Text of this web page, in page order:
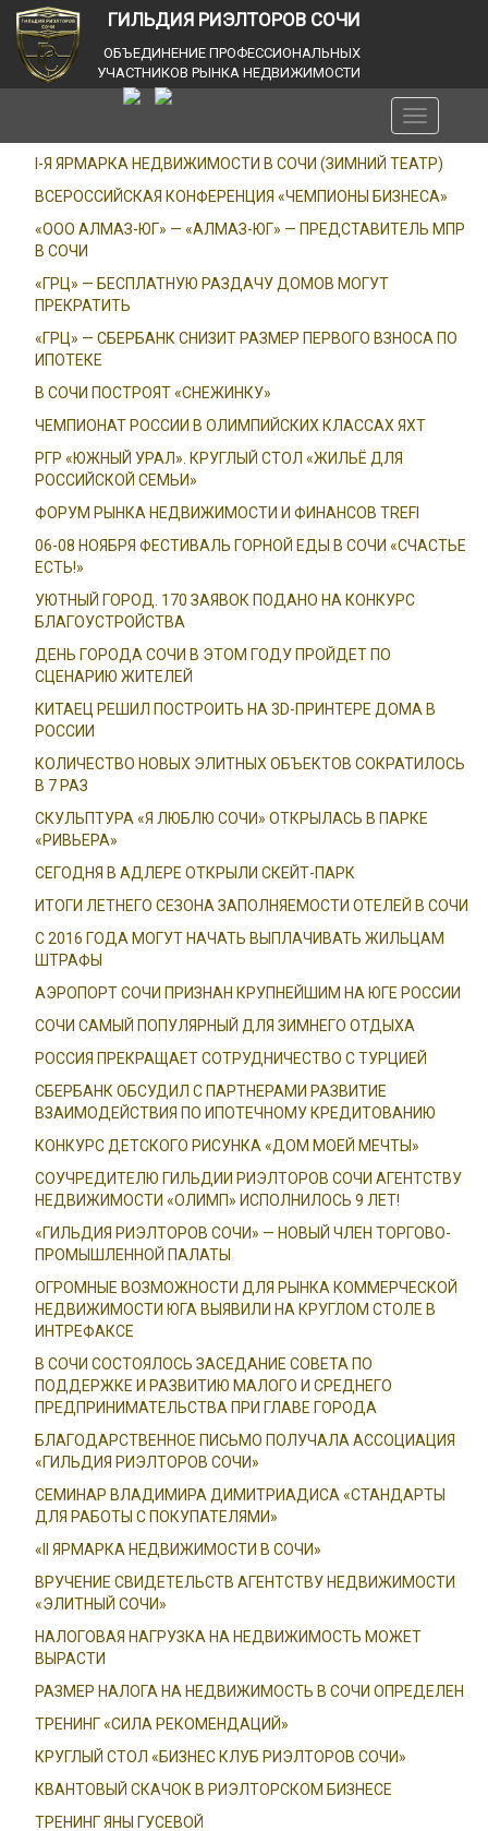
ГИЛЬДИЯ РИЭЛТОРОВ СОЧИ
ОБЪЕДИНЕНИЕ ПРОФЕССИОНАЛЬНЫХ
УЧАСТНИКОВ РЫНКА НЕДВИЖИМОСТИ
Toggle
navigation
I-Я ЯРМАРКА НЕДВИЖИМОСТИ В СОЧИ (ЗИМНИЙ ТЕАТР)
ВСЕРОССИЙСКАЯ КОНФЕРЕНЦИЯ «ЧЕМПИОНЫ БИЗНЕСА»
«ООО АЛМАЗ-ЮГ» — «АЛМАЗ-ЮГ» — ПРЕДСТАВИТЕЛЬ МПР
В СОЧИ
«ГРЦ» — БЕСПЛАТНУЮ РАЗДАЧУ ДОМОВ МОГУТ
ПРЕКРАТИТЬ
«ГРЦ» — СБЕРБАНК СНИЗИТ РАЗМЕР ПЕРВОГО ВЗНОСА ПО
ИПОТЕКЕ
В СОЧИ ПОСТРОЯТ «СНЕЖИНКУ»
ЧЕМПИОНАТ РОССИИ В ОЛИМПИЙСКИХ КЛАССАХ ЯХТ
РГР «ЮЖНЫЙ УРАЛ». КРУГЛЫЙ СТОЛ «ЖИЛЬЁ ДЛЯ
РОССИЙСКОЙ СЕМЬИ»
ФОРУМ РЫНКА НЕДВИЖИМОСТИ И ФИНАНСОВ TREFI
06-08 НОЯБРЯ ФЕСТИВАЛЬ ГОРНОЙ ЕДЫ В СОЧИ «СЧАСТЬЕ
ЕСТЬ!»
УЮТНЫЙ ГОРОД. 170 ЗАЯВОК ПОДАНО НА КОНКУРС
БЛАГОУСТРОЙСТВА
ДЕНЬ ГОРОДА СОЧИ В ЭТОМ ГОДУ ПРОЙДЕТ ПО
СЦЕНАРИЮ ЖИТЕЛЕЙ
КИТАЕЦ РЕШИЛ ПОСТРОИТЬ НА 3D-ПРИНТЕРЕ ДОМА В
РОССИИ
КОЛИЧЕСТВО НОВЫХ ЭЛИТНЫХ ОБЪЕКТОВ СОКРАТИЛОСЬ
В 7 РАЗ
СКУЛЬПТУРА «Я ЛЮБЛЮ СОЧИ» ОТКРЫЛАСЬ В ПАРКЕ
«РИВЬЕРА»
СЕГОДНЯ В АДЛЕРЕ ОТКРЫЛИ СКЕЙТ-ПАРК
ИТОГИ ЛЕТНЕГО СЕЗОНА ЗАПОЛНЯЕМОСТИ ОТЕЛЕЙ В СОЧИ
С 2016 ГОДА МОГУТ НАЧАТЬ ВЫПЛАЧИВАТЬ ЖИЛЬЦАМ
ШТРАФЫ
АЭРОПОРТ СОЧИ ПРИЗНАН КРУПНЕЙШИМ НА ЮГЕ РОССИИ
СОЧИ САМЫЙ ПОПУЛЯРНЫЙ ДЛЯ ЗИМНЕГО ОТДЫХА
РОССИЯ ПРЕКРАЩАЕТ СОТРУДНИЧЕСТВО С ТУРЦИЕЙ
СБЕРБАНК ОБСУДИЛ С ПАРТНЕРАМИ РАЗВИТИЕ
ВЗАИМОДЕЙСТВИЯ ПО ИПОТЕЧНОМУ КРЕДИТОВАНИЮ
КОНКУРС ДЕТСКОГО РИСУНКА «ДОМ МОЕЙ МЕЧТЫ»
СОУЧРЕДИТЕЛЮ ГИЛЬДИИ РИЭЛТОРОВ СОЧИ АГЕНТСТВУ
НЕДВИЖИМОСТИ «ОЛИМП» ИСПОЛНИЛОСЬ 9 ЛЕТ!
«ГИЛЬДИЯ РИЭЛТОРОВ СОЧИ» — НОВЫЙ ЧЛЕН ТОРГОВО-
ПРОМЫШЛЕННОЙ ПАЛАТЫ
ОГРОМНЫЕ ВОЗМОЖНОСТИ ДЛЯ РЫНКА КОММЕРЧЕСКОЙ
НЕДВИЖИМОСТИ ЮГА ВЫЯВИЛИ НА КРУГЛОМ СТОЛЕ В
ИНТРЕФАКСЕ
В СОЧИ СОСТОЯЛОСЬ ЗАСЕДАНИЕ СОВЕТА ПО
ПОДДЕРЖКЕ И РАЗВИТИЮ МАЛОГО И СРЕДНЕГО
ПРЕДПРИНИМАТЕЛЬСТВА ПРИ ГЛАВЕ ГОРОДА
БЛАГОДАРСТВЕННОЕ ПИСЬМО ПОЛУЧАЛА АССОЦИАЦИЯ
«ГИЛЬДИЯ РИЭЛТОРОВ СОЧИ»
СЕМИНАР ВЛАДИМИРА ДИМИТРИАДИСА «СТАНДАРТЫ
ДЛЯ РАБОТЫ С ПОКУПАТЕЛЯМИ»
«II ЯРМАРКА НЕДВИЖИМОСТИ В СОЧИ»
ВРУЧЕНИЕ СВИДЕТЕЛЬСТВ АГЕНТСТВУ НЕДВИЖИМОСТИ
«ЭЛИТНЫЙ СОЧИ»
НАЛОГОВАЯ НАГРУЗКА НА НЕДВИЖИМОСТЬ МОЖЕТ
ВЫРАСТИ
РАЗМЕР НАЛОГА НА НЕДВИЖИМОСТЬ В СОЧИ ОПРЕДЕЛЕН
ТРЕНИНГ «СИЛА РЕКОМЕНДАЦИЙ»
КРУГЛЫЙ СТОЛ «БИЗНЕС КЛУБ РИЭЛТОРОВ СОЧИ»
КВАНТОВЫЙ СКАЧОК В РИЭЛТОРСКОМ БИЗНЕСЕ
ТРЕНИНГ ЯНЫ ГУСЕВОЙ